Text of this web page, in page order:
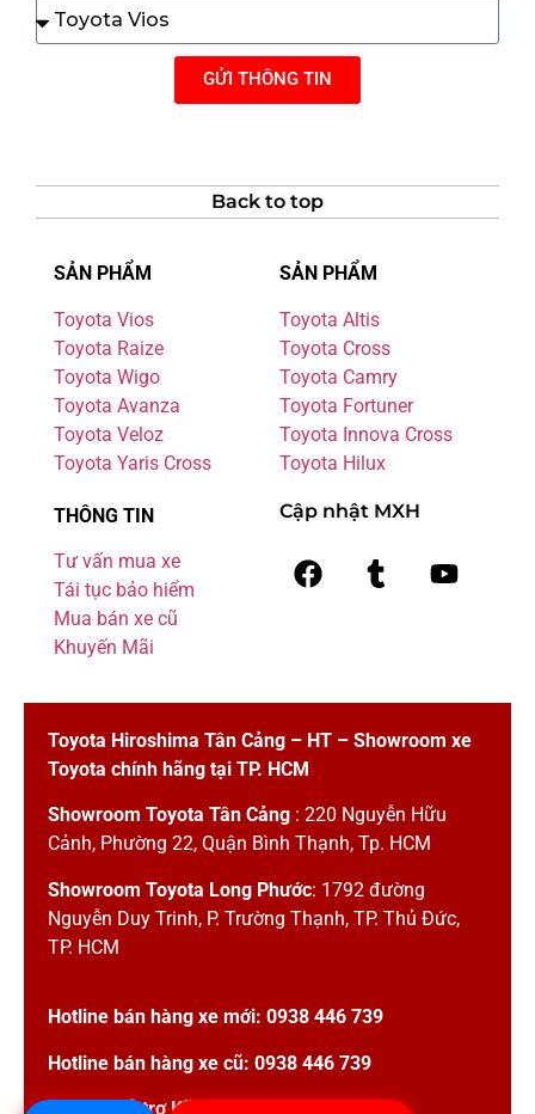
GỬI THÔNG TIN
Back to top
SẢN PHẨM
Toyota Vios
Toyota Raize
Toyota Wigo
Toyota Avanza
Toyota Veloz
Toyota Yaris Cross
SẢN PHẨM
Toyota Altis
Toyota Cross
Toyota Camry
Toyota Fortuner
Toyota Innova Cross
Toyota Hilux
THÔNG TIN
Tư vấn mua xe
Tái tục bảo hiểm
Mua bán xe cũ
Khuyến Mãi
Cập nhật MXH
Toyota Hiroshima Tân Cảng – HT – Showroom xe
Toyota chính hãng tại TP. HCM
Showroom Toyota Tân Cảng : 220 Nguyễn Hữu
Cảnh, Phường 22, Quận Bình Thạnh, Tp. HCM
Showroom Toyota Long Phước: 1792 đường
Nguyễn Duy Trinh, P. Trường Thạnh, TP. Thủ Đức,
TP. HCM
Hotline bán hàng xe mới: 0938 446 739
Hotline bán hàng xe cũ: 0938 446 739
Hotline Hỗ trợ Kỹ thuật: